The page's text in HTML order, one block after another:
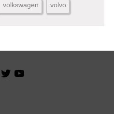
volkswagen volvo
Facebook
Twitter